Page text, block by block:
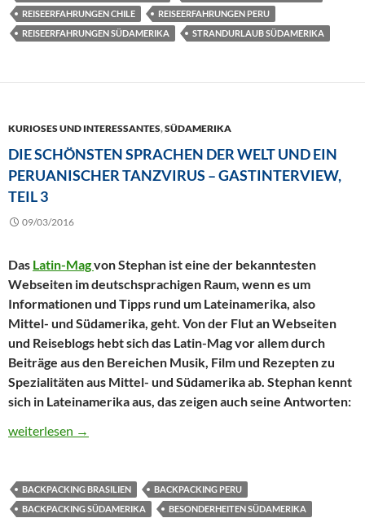
REISEERFAHRUNGEN CHILE
REISEERFAHRUNGEN PERU
REISEERFAHRUNGEN SÜDAMERIKA
STRANDURLAUB SÜDAMERIKA
KURIOSES UND INTERESSANTES,SÜDAMERIKA
DIE SCHÖNSTEN SPRACHEN DER WELT UND EIN
PERUANISCHER TANZVIRUS – GASTINTERVIEW,
TEIL 3
09/03/2016
Das Latin-Magvon Stephan ist eine der bekanntesten
Webseiten im deutschsprachigen Raum, wenn es um
Informationen und Tipps rund um Lateinamerika, also
Mittel- und Südamerika, geht. Von der Flut an Webseiten
und Reiseblogs hebt sich das Latin-Mag vor allem durch
Beiträge aus den Bereichen Musik, Film und Rezepten zu
Spezialitäten aus Mittel- und Südamerika ab. Stephan kennt
sich in Lateinamerika aus, das zeigen auch seine Antworten:
Die schönsten Sprachen der Welt und ein peruanischer
weiterlesen →
BACKPACKING BRASILIEN
BACKPACKING PERU
BACKPACKING SÜDAMERIKA
BESONDERHEITEN SÜDAMERIKA